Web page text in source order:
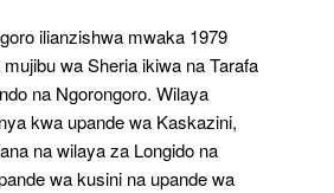
ilianzishwa mwaka 1979
wa Sheria ikiwa na Tarafa
na Ngorongoro. Wilaya
kwa upande wa Kaskazini,
na wilaya za Longido na
wa kusini na upande wa